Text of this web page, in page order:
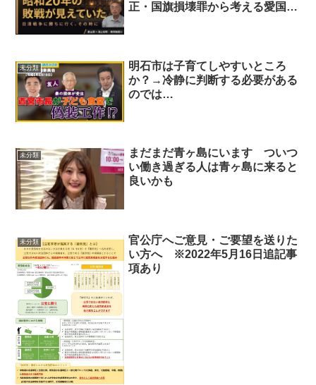
正・国旗損壊罪から考える愛国心
未分類
明石市は子育てしやすいところ
か？→冷静に判断する必要がある
のでは…
未分類
まだまだ青ヶ島にいます ついつ
い働き過ぎる人は青ヶ島に来ると
良いかも
未分類
官公庁へご意見・ご要望を送りた
い方へ ※2022年5月16日追記事
項あり